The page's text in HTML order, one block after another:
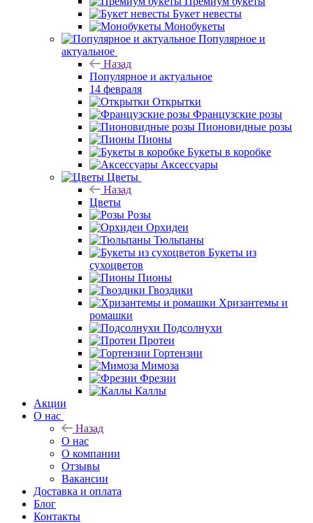
Букет невесты
Монобукеты
Популярное и
актуальное
Назад
Популярное и актуальное
14 февраля
Открытки
Французские розы
Пионовидные розы
Пионы
Букеты в коробке
Аксессуары
Цветы
Назад
Цветы
Розы
Орхидеи
Тюльпаны
Букеты из
сухоцветов
Пионы
Гвоздики
Хризантемы и
ромашки
Подсолнухи
Протеи
Гортензии
Мимоза
Фрезии
Каллы
Акции
О нас
Назад
О нас
О компании
Отзывы
Вакансии
Доставка и оплата
Блог
Контакты